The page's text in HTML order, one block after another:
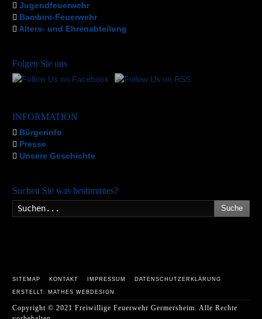
Jugendfeuerwehr
Bambini-Feuerwehr
Alters- und Ehrenabteilung
Folgen Sie uns
INFORMATION
Bürgerinfo
Presse
Unsere Geschichte
Suchen Sie was bestimmtes?
Suche
SITEMAP KONTAKT IMPRESSUM DATENSCHUTZERKLÄRUNG
ERSTELLT: MATHES WEBDESIGN
Copyright © 2021 Freiwillige Feuerwehr Germersheim. Alle Rechte